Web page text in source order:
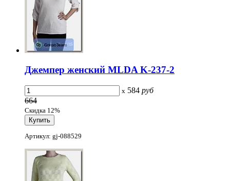
Джемпер женский MLDA K-237-2
x 584 руб
664
Скидка 12%
Артикул: gj-088529